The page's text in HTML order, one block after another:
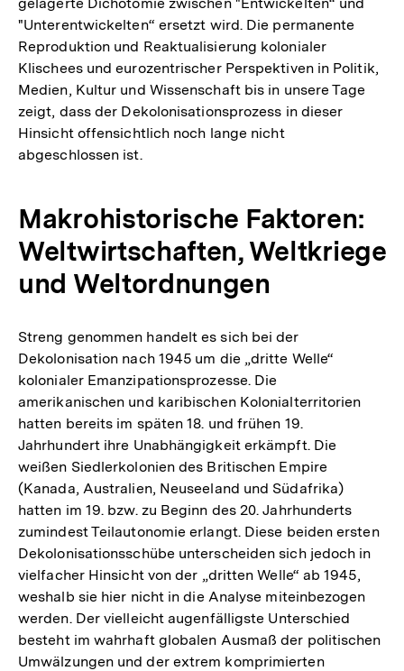
"Unterentwickelten“ ersetzt wird. Die permanente
Reproduktion und Reaktualisierung kolonialer
Klischees und eurozentrischer Perspektiven in Politik,
Medien, Kultur und Wissenschaft bis in unsere Tage
zeigt, dass der Dekolonisationsprozess in dieser
Hinsicht offensichtlich noch lange nicht
abgeschlossen ist.
Makrohistorische Faktoren:
Weltwirtschaften, Weltkriege
und Weltordnungen
Streng genommen handelt es sich bei der
Dekolonisation nach 1945 um die „dritte Welle“
kolonialer Emanzipationsprozesse. Die
amerikanischen und karibischen Kolonialterritorien
hatten bereits im späten 18. und frühen 19.
Jahrhundert ihre Unabhängigkeit erkämpft. Die
weißen Siedlerkolonien des Britischen Empire
(Kanada, Australien, Neuseeland und Südafrika)
hatten im 19. bzw. zu Beginn des 20. Jahrhunderts
zumindest Teilautonomie erlangt. Diese beiden ersten
Dekolonisationsschübe unterscheiden sich jedoch in
vielfacher Hinsicht von der „dritten Welle“ ab 1945,
weshalb sie hier nicht in die Analyse miteinbezogen
werden. Der vielleicht augenfälligste Unterschied
besteht im wahrhaft globalen Ausmaß der politischen
Umwälzungen und der extrem komprimierten